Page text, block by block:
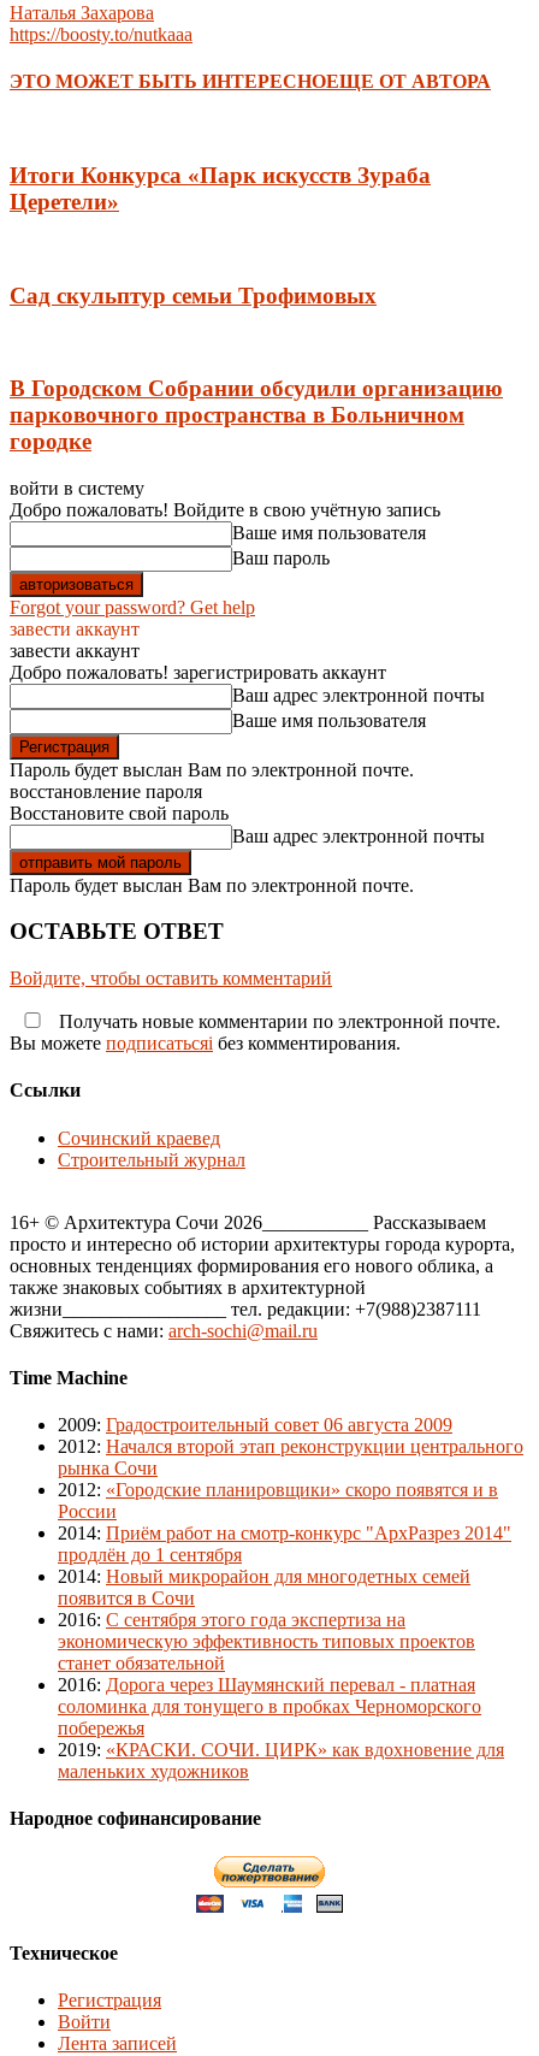
Наталья Захарова
https://boosty.to/nutkaaa
ЭТО МОЖЕТ БЫТЬ ИНТЕРЕСНОЕЩЕ ОТ АВТОРА
Итоги Конкурса «Парк искусств Зураба
Церетели»
Сад скульптур семьи Трофимовых
В Городском Собрании обсудили организацию
парковочного пространства в Больничном
городке
войти в систему
Добро пожаловать! Войдите в свою учётную запись
Ваше имя пользователя
Ваш пароль
Forgot your password? Get help
завести аккаунт
завести аккаунт
Добро пожаловать! зарегистрировать аккаунт
Ваш адрес электронной почты
Ваше имя пользователя
Пароль будет выслан Вам по электронной почте.
восстановление пароля
Восстановите свой пароль
Ваш адрес электронной почты
Пароль будет выслан Вам по электронной почте.
ОСТАВЬТЕ ОТВЕТ
Войдите, чтобы оставить комментарий
Получать новые комментарии по электронной почте.
Вы можете подписатьсяi без комментирования.
Ссылки
Сочинский краевед
Строительный журнал
16+ © Архитектура Сочи 2026___________ Рассказываем
просто и интересно об истории архитектуры города курорта,
основных тенденциях формирования его нового облика, а
также знаковых событиях в архитектурной
жизни_________________ тел. редакции: +7(988)2387111
Свяжитесь с нами: arch-sochi@mail.ru
Time Machine
2009: Градостроительный совет 06 августа 2009
2012: Начался второй этап реконструкции центрального
рынка Сочи
2012: «Городские планировщики» скоро появятся и в
России
2014: Приём работ на смотр-конкурс "АрхРазрез 2014"
продлён до 1 сентября
2014: Новый микрорайон для многодетных семей
появится в Сочи
2016: С сентября этого года экспертиза на
экономическую эффективность типовых проектов
станет обязательной
2016: Дорога через Шаумянский перевал - платная
соломинка для тонущего в пробках Черноморского
побережья
2019: «КРАСКИ. СОЧИ. ЦИРК» как вдохновение для
маленьких художников
Народное софинансирование
Техническое
Регистрация
Войти
Лента записей